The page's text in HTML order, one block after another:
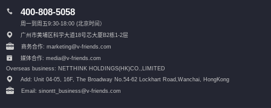
400-808-5058
周一到周五9:30-18:00 (北京时间）
广州市黄埔区科学大道18号芯大厦B2栋1-2层
商务合作: marketing@v-friends.com
媒体合作: media@v-friends.com
Overseas business: NETTHINK HOLDINGS(HK)CO.,LIMITED
Add: Unit 04-05, 16F, The Broadway No.54-62 Lockhart Road, Wanchai, HongKong
Email: sinontt_business@v-friends.com